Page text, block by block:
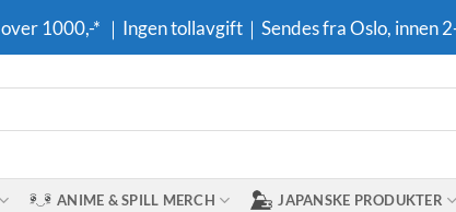
1000,-* ｜Ingen tollavgift｜Sendes fra Oslo, innen
ANIME & SPILL MERCH JAPANSKE PRODUKTER